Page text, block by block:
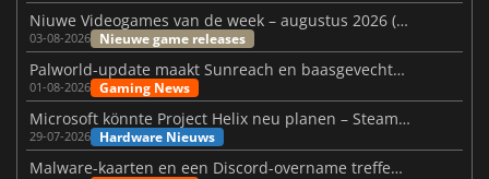
Niuwe Videogames van de week – augustus 2026 (week 32)
03-08-2026 Nieuwe game releases
Palworld-update maakt Sunreach en baasgevechten stabieler
01-08-2026 Gaming News
Microsoft könnte Project Helix neu planen – Steam-Support wackelt
29-07-2026 Hardware Nieuws
Malware-kaarten en een Discord-overname treffen Meccha Chameleon